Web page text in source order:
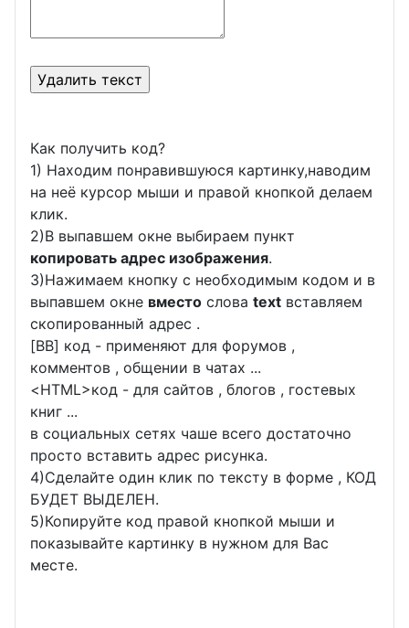
Как получить код?
1) Находим понравившуюся картинку,наводим
на неё курсор мыши и правой кнопкой делаем
клик.
2)В выпавшем окне выбираем пункт
копировать адрес изображения.
3)Нажимаем кнопку с необходимым кодом и в
выпавшем окне вместо слова text вставляем
скопированный адрес .
[BB] код - применяют для форумов ,
комментов , общении в чатах ...
<HTML>код - для сайтов , блогов , гостевых
книг ...
в социальных сетях чаше всего достаточно
просто вставить адрес рисунка.
4)Сделайте один клик по тексту в форме , КОД
БУДЕТ ВЫДЕЛЕН.
5)Копируйте код правой кнопкой мыши и
показывайте картинку в нужном для Вас
месте.